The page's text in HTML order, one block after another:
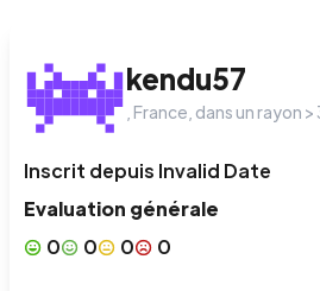
kendu57
France , dans un rayon >
Inscrit depuis Invalid Date
Evaluation générale
0
0 0 0